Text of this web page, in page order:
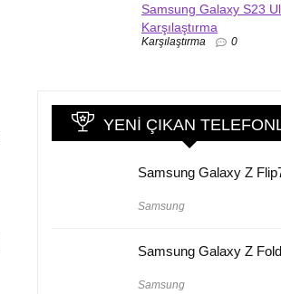
Samsung Galaxy S23
Karşılaştırma
Karşılaştırma 0
YENI ÇIKAN
Samsung Galaxy Z
Samsung
Samsung Galaxy Z
Samsung